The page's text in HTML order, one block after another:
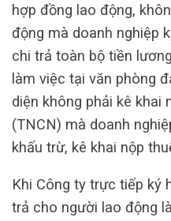
hợp đồng lao động,
động mà doanh nghiệp
chi trả toàn bộ tiền
làm việc tại văn phòng
diện không phải kê khai
(TNCN) mà doanh
khấu trừ, kê khai nộp
Khi Công ty trực tiếp ký
trả cho người lao động